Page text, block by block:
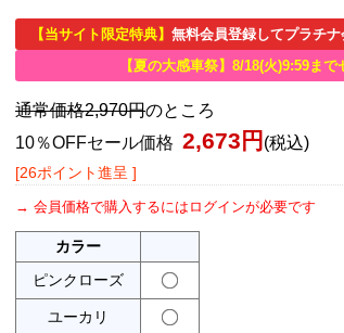
【当サイト限定特典】 無料会員登録してプラチ
【夏の大感車祭】8/18(火)9:59まで
通常価格2,970円のところ
10％OFFセール価格 2,673円 (税込)
[26ポイント進呈 ]
会員価格で購入するにはログインが必要です
カラー
ピンクローズ
ユーカリ